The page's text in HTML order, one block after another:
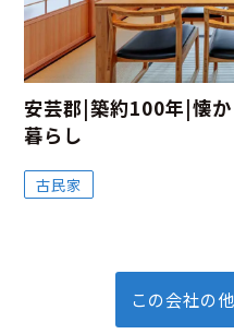
安芸郡|築約100年|懐
暮らし
古民家
この会社の